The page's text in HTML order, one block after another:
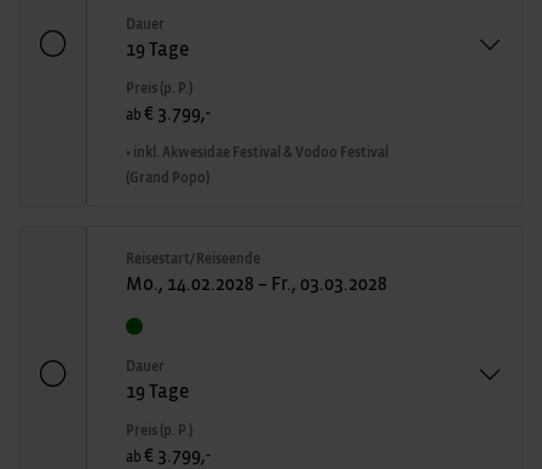
Dauer
19 Tage
Preis (p. P.)
ab € 3.799,-
• inkl. Akwesidae Festival & Vodoo Festival
(Grand Popo)
Reisestart/Reiseende
Mo., 14.02.2028 – Fr., 03.03.2028
Dauer
19 Tage
Preis (p. P.)
ab € 3.799,-